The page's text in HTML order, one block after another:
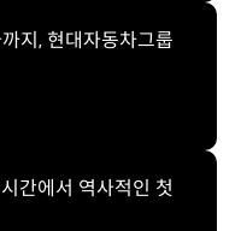
지, 현대자동차그룹
간에서 역사적인 첫